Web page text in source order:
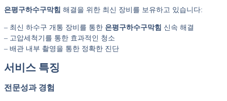
은평구하수구막힘 해결을 위한 최신 장비를 보유하고 있습니다:
– 최신 하수구 개통 장비를 통한 은평구하수구막힘 신속 해결
– 고압세척기를 통한 효과적인 청소
– 배관 내부 촬영을 통한 정확한 진단
서비스 특징
전문성과 경험